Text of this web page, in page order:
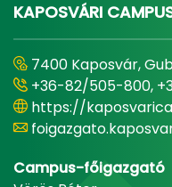
KAPOSVÁRI
7400 Kaposvár,
+36-82/505-800,
https://
Campus-főigazgató